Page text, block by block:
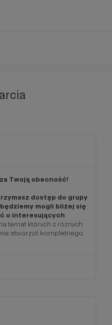
Twoją obecność!
dostęp do grupy
mogli bliżej się
o interesujących
na temat których z różnych
stworzyć kompletnego